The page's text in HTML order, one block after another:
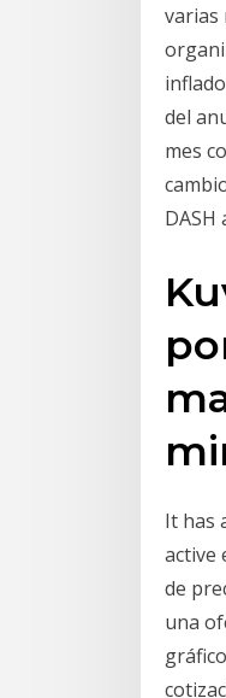
varias
del
mes
DASH
It has
active
de
una